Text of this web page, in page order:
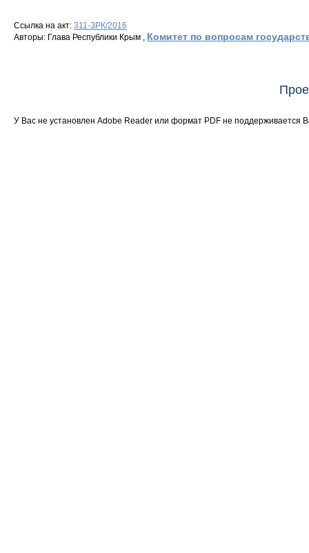
Ссылка на акт: 311-ЗРК/2016
Авторы: Глава Республики Крым , Комитет по вопросам
У Вас не установлен Adobe Reader или формат PDF не поддерживается